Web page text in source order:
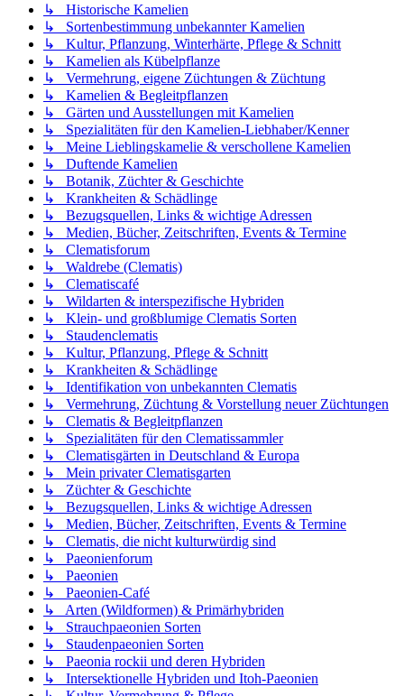
↳ Historische Kamelien
↳ Sortenbestimmung unbekannter Kamelien
↳ Kultur, Pflanzung, Winterhärte, Pflege & Schnitt
↳ Kamelien als Kübelpflanze
↳ Vermehrung, eigene Züchtungen & Züchtung
↳ Kamelien & Begleitpflanzen
↳ Gärten und Ausstellungen mit Kamelien
↳ Spezialitäten für den Kamelien-Liebhaber/Kenner
↳ Meine Lieblingskamelie & verschollene Kamelien
↳ Duftende Kamelien
↳ Botanik, Züchter & Geschichte
↳ Krankheiten & Schädlinge
↳ Bezugsquellen, Links & wichtige Adressen
↳ Medien, Bücher, Zeitschriften, Events & Termine
↳ Clematisforum
↳ Waldrebe (Clematis)
↳ Clematiscafé
↳ Wildarten & interspezifische Hybriden
↳ Klein- und großblumige Clematis Sorten
↳ Staudenclematis
↳ Kultur, Pflanzung, Pflege & Schnitt
↳ Krankheiten & Schädlinge
↳ Identifikation von unbekannten Clematis
↳ Vermehrung, Züchtung & Vorstellung neuer Züchtungen
↳ Clematis & Begleitpflanzen
↳ Spezialitäten für den Clematissammler
↳ Clematisgärten in Deutschland & Europa
↳ Mein privater Clematisgarten
↳ Züchter & Geschichte
↳ Bezugsquellen, Links & wichtige Adressen
↳ Medien, Bücher, Zeitschriften, Events & Termine
↳ Clematis, die nicht kulturwürdig sind
↳ Paeonienforum
↳ Paeonien
↳ Paeonien-Café
↳ Arten (Wildformen) & Primärhybriden
↳ Strauchpaeonien Sorten
↳ Staudenpaeonien Sorten
↳ Paeonia rockii und deren Hybriden
↳ Intersektionelle Hybriden und Itoh-Paeonien